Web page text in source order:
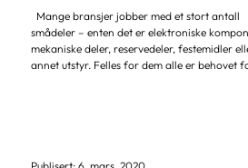
Mange bransjer jobber med et stort antall
smådeler – enten det er elektroniske
mekaniske deler, reservedeler, festemidler
annet utstyr. Felles for dem alle er behovet
type små deler. Effektiviser lagringen –